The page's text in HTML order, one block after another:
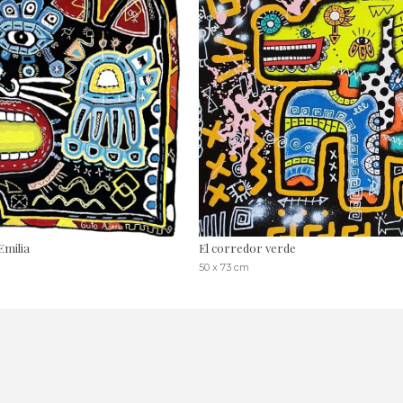
El corredor verde
50 x 73 cm